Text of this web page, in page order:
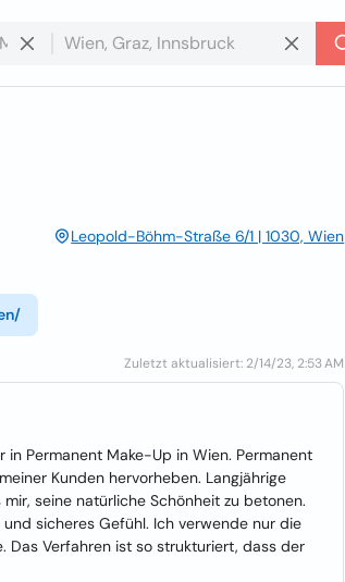
Leopold-Böhm-Straße 6/1 | 1030, Wien
Zuletzt aktualisiert: 2/14/23, 2:53 AM
Permanent Make-Up in Wien. Permanent
Kunden hervorheben. Langjährige
seine natürliche Schönheit zu betonen.
sicheres Gefühl. Ich verwende nur die
Das Verfahren ist so strukturiert, dass der